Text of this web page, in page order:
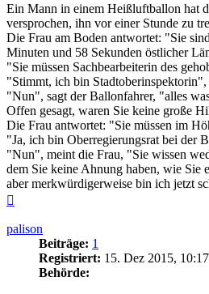
Ein Mann in einem Heißluftballon hat
versprochen, ihn vor einer Stunde zu
Die Frau am Boden antwortet: "Sie
Minuten und 58 Sekunden östlicher
"Sie müssen Sachbearbeiterin des
"Stimmt, ich bin
"Nun", sagt der Ballonfahrer, "alles
Offen gesagt, waren Sie keine große
Die Frau antwortet: "Sie müssen im
"Ja, ich bin Oberregierungsrat bei der
"Nun", meint die Frau, "Sie wissen
dem Sie keine Ahnung haben, wie Sie
aber merkwürdigerweise bin ich jetzt
palison
Beiträge: 1
Registriert: 15. Dez 2015, 10:17
Behörde: